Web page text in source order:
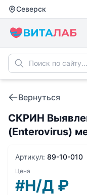
Северск
Вернуться
СКРИН
(Enterovirus)
Артикул: 89-10-010
Цена
#Н/Д ₽